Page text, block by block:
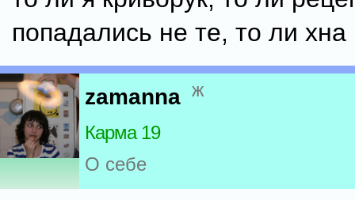
попадались не те, то ли хна
zamanna ж
Карма 19
О себе